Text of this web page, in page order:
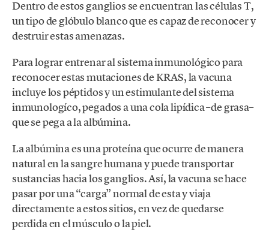
Dentro de estos ganglios se encuentran las células T,
un tipo de glóbulo blanco que es capaz de reconocer y
destruir estas amenazas.
Para lograr entrenar al sistema inmunológico para
reconocer estas mutaciones de KRAS, la vacuna
incluye los péptidos y un estimulante del sistema
inmunologíco, pegados a una cola lipídica –de grasa–
que se pega a la albúmina.
La albúmina es una proteína que ocurre de manera
natural en la sangre humana y puede transportar
sustancias hacia los ganglios. Así, la vacuna se hace
pasar por una “carga” normal de esta y viaja
directamente a estos sitios, en vez de quedarse
perdida en el músculo o la piel.